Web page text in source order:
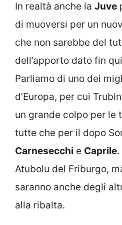
In realtà anche la Juve
di muoversi per un
che non sarebbe del
dell’apporto dato fin
Parliamo di uno dei
d’Europa, per cui
un grande colpo per le
tutte che per il dopo
Carnesecchi e Caprile.
Atubolu del Friburgo,
saranno anche degli
alla ribalta.